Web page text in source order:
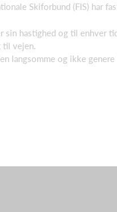
Skiforbund (FIS) har
hastighed og til enhver
til vejen.
langsomme og ikke genere